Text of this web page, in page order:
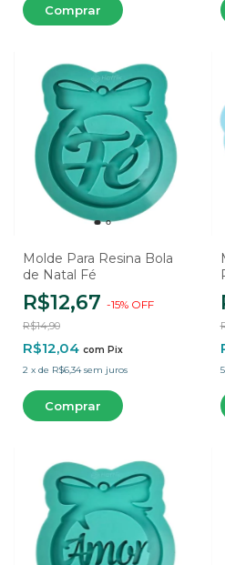
Molde Para Resina Bola
de Natal Fé
R$12,67 -15% OFF
R$14,90
R$12,04 com Pix
2 x de R$6,34 sem juros
5